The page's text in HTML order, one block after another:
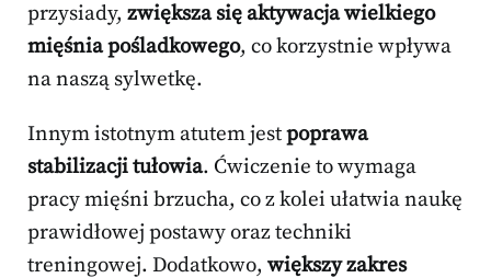
przysiady, zwiększa się aktywacja wielkiego
mięśnia pośladkowego, co korzystnie wpływa
na naszą sylwetkę.
Innym istotnym atutem jestpoprawa
stabilizacji tułowia. Ćwiczenie to wymaga
pracy mięśni brzucha, co z kolei ułatwia naukę
prawidłowej postawy oraz techniki
treningowej. Dodatkowo, większy zakres